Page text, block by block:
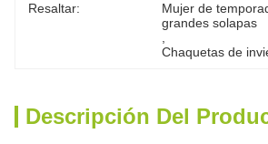
Resaltar:
Mujer de
grandes solapas
Chaquetas de
Descripción Del